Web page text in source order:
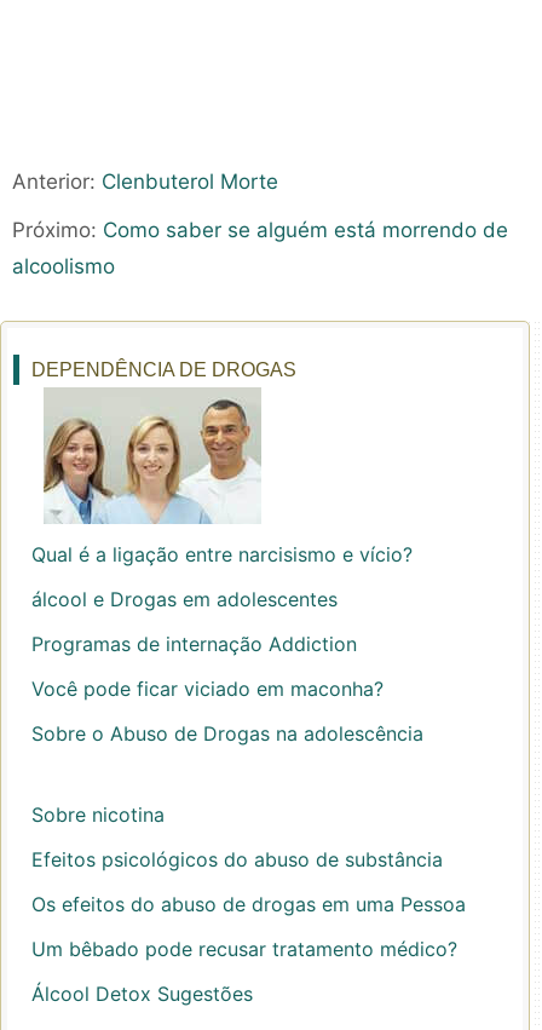
Anterior: Clenbuterol Morte
Próximo: Como saber se alguém está morrendo de
alcoolismo
DEPENDÊNCIA DE DROGAS
Qual é a ligação entre narcisismo e vício?
álcool e Drogas em adolescentes
Programas de internação Addiction
Você pode ficar viciado em maconha?
Sobre o Abuso de Drogas na adolescência
Sobre nicotina
Efeitos psicológicos do abuso de substância
Os efeitos do abuso de drogas em uma Pessoa
Um bêbado pode recusar tratamento médico?
Álcool Detox Sugestões